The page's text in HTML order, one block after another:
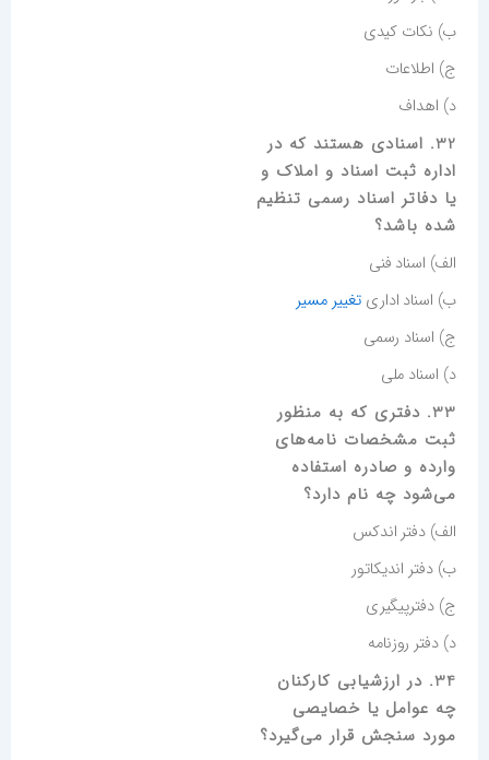
ب) نکات کیدی
ج) اطلاعات
د) اهداف
32. اسنادی هستند که در
اداره ثبت اسناد و املاک و
یا دفاتر اسناد رسمی تنظیم
شده باشد؟
الف) اسناد فنی
ب) اسناد اداریتغییر مسیر
ج) اسناد رسمی
د) اسناد ملی
33. دفتری که به منظور
ثبت مشخصات نامه‌های
وارده و صادره استفاده
می‌شود چه نام دارد؟
الف) دفتر اندکس
ب) دفتر اندیکاتور
ج) دفترپیگیری
د) دفتر روزنامه
34. در ارزشیابی کارکنان
چه عوامل یا خصایصی
مورد سنجش قرار می‌گیرد؟